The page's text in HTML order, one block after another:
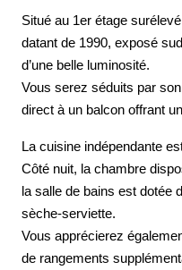
Situé au 1er étage
datant de 1990, exposé
d’une belle luminosité.
Vous serez séduits par
direct à un balcon offrant
La cuisine indépendante
Côté nuit, la chambre
la salle de bains est dotée
sèche-serviette.
Vous apprécierez
de rangements